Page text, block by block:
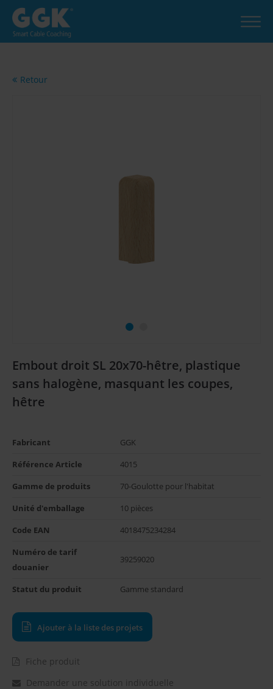
Retour
Embout droit SL 20x70-hêtre, plastique
sans halogène, masquant les coupes,
hêtre
Fabricant GGK
Référence Article 4015
Gamme de produits 70-Goulotte pour l'habitat
Unité d'emballage 10 pièces
Code EAN 4018475234284
Numéro de tarif
douanier
39259020
Statut du produit Gamme standard
Ajouter à la liste des projets
Fiche produit
Demander une solution individuelle